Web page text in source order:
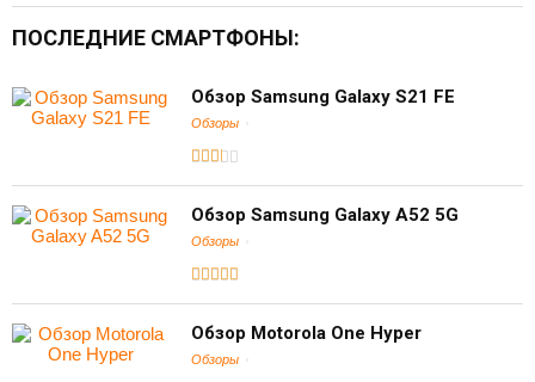
ПОСЛЕДНИЕ СМАРТФОНЫ:
Обзор Samsung Galaxy S21 FE
Обзоры
Обзор Samsung Galaxy A52 5G
Обзоры
Обзор Motorola One Hyper
Обзоры